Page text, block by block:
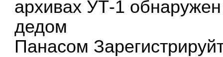
архивах УТ-1
дедом
Панасом